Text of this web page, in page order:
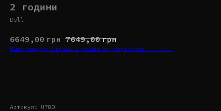
2 години
Dell
6649,00 грн 7649,00 грн
Переглянути більше Ігрових Бу Ноутбуків → → →
Артикул: U780